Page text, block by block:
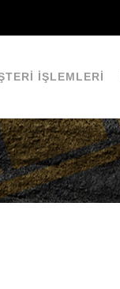
İŞLEMLERİ